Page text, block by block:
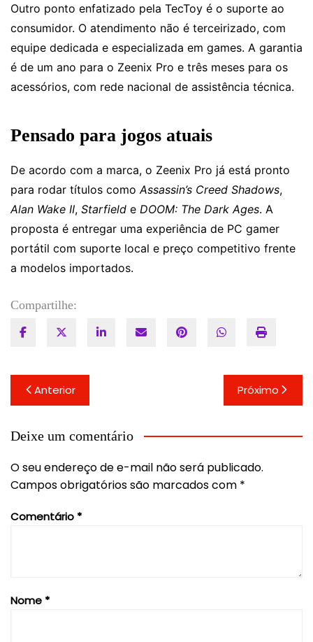
Outro ponto enfatizado pela TecToy é o suporte ao
consumidor. O atendimento não é terceirizado, com
equipe dedicada e especializada em games. A garantia
é de um ano para o Zeenix Pro e três meses para os
acessórios, com rede nacional de assistência técnica.
Pensado para jogos atuais
De acordo com a marca, o Zeenix Pro já está pronto
para rodar títulos como Assassin’s Creed Shadows,
Alan Wake II, Starfield e DOOM: The Dark Ages. A
proposta é entregar uma experiência de PC gamer
portátil com suporte local e preço competitivo frente
a modelos importados.
Compartilhe:
Navegação
de
Post
Anterior Próximo
Deixe um comentário
O seu endereço de e-mail não será publicado.
Campos obrigatórios são marcados com *
Comentário *
Nome *